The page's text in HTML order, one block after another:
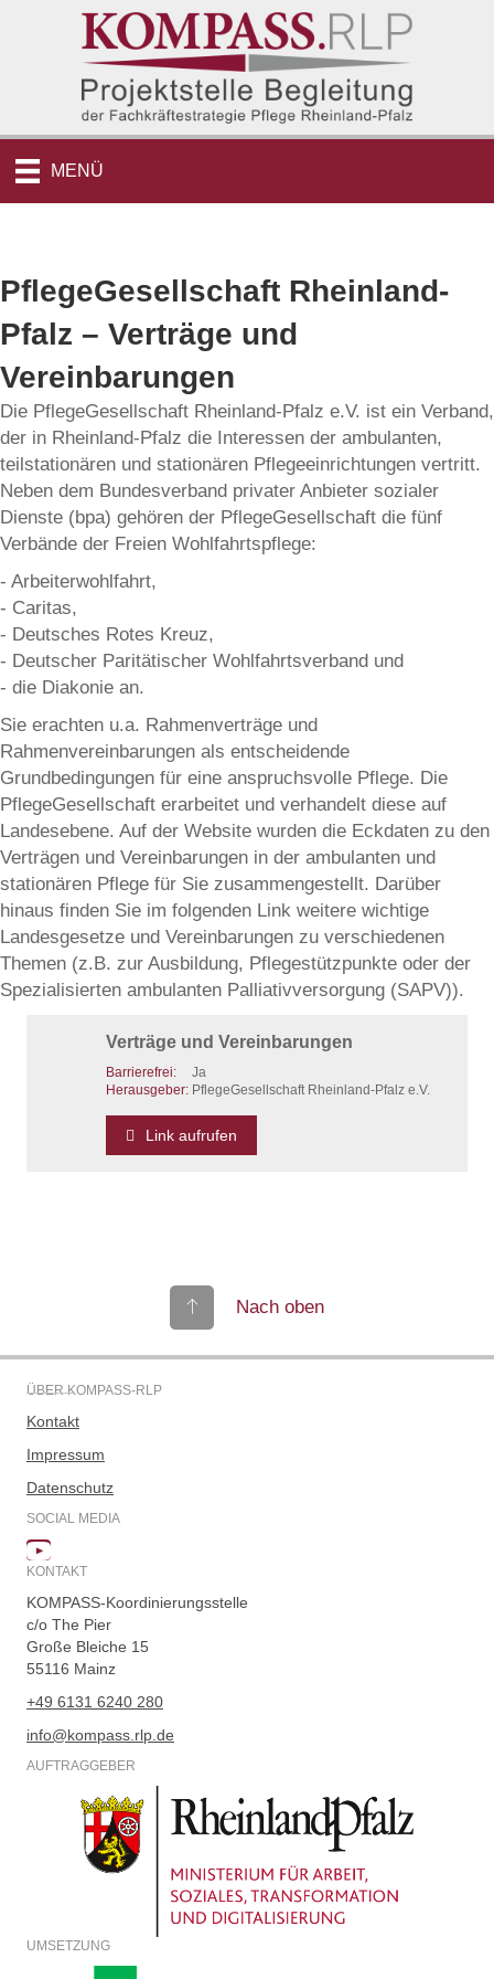
MENÜ
PflegeGesellschaft Rheinland-
Pfalz – Verträge und
Vereinbarungen
Die PflegeGesellschaft Rheinland-Pfalz e.V. ist ein Verband,
der in Rheinland-Pfalz die Interessen der ambulanten,
teilstationären und stationären Pflegeeinrichtungen vertritt.
Neben dem Bundesverband privater Anbieter sozialer
Dienste (bpa) gehören der PflegeGesellschaft die fünf
Verbände der Freien Wohlfahrtspflege:
- Arbeiterwohlfahrt,
- Caritas,
- Deutsches Rotes Kreuz,
- Deutscher Paritätischer Wohlfahrtsverband und
- die Diakonie an.
Sie erachten u.a. Rahmenverträge und
Rahmenvereinbarungen als entscheidende
Grundbedingungen für eine anspruchsvolle Pflege. Die
PflegeGesellschaft erarbeitet und verhandelt diese auf
Landesebene. Auf der Website wurden die Eckdaten zu den
Verträgen und Vereinbarungen in der ambulanten und
stationären Pflege für Sie zusammengestellt. Darüber
hinaus finden Sie im folgenden Link weitere wichtige
Landesgesetze und Vereinbarungen zu verschiedenen
Themen (z.B. zur Ausbildung, Pflegestützpunkte oder der
Spezialisierten ambulanten Palliativversorgung (SAPV)).
Verträge und Vereinbarungen
Barrierefrei:
Ja
Herausgeber: PflegeGesellschaft Rheinland-Pfalz e.V.
Link aufrufen
Nach oben
ÜBER KOMPASS-RLP
Kontakt
Impressum
Datenschutz
SOCIAL MEDIA
KONTAKT
KOMPASS-Koordinierungsstelle
c/o The Pier
Große Bleiche 15
55116 Mainz
+49 6131 6240 280
info@kompass.rlp.de
AUFTRAGGEBER
UMSETZUNG